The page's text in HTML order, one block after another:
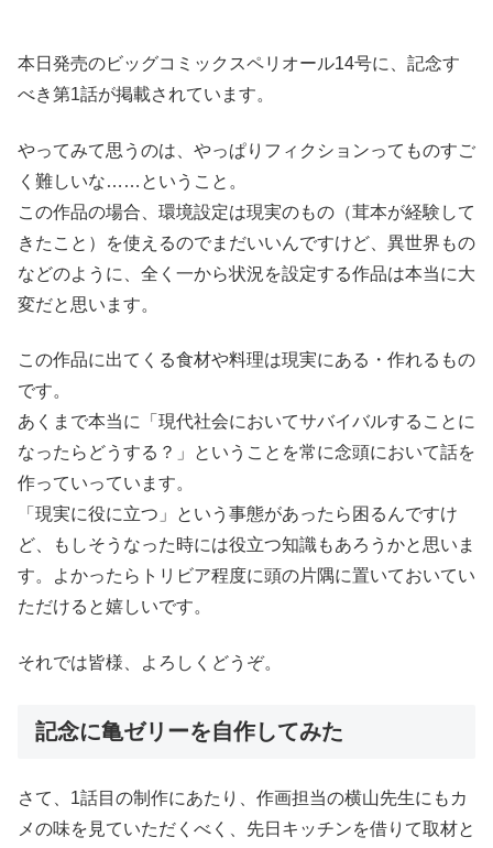
本日発売のビッグコミックスペリオール14号に、記念す
べき第1話が掲載されています。
やってみて思うのは、やっぱりフィクションってものすご
く難しいな……ということ。
この作品の場合、環境設定は現実のもの（茸本が経験して
きたこと）を使えるのでまだいいんですけど、異世界もの
などのように、全く一から状況を設定する作品は本当に大
変だと思います。
この作品に出てくる食材や料理は現実にある・作れるもの
です。
あくまで本当に「現代社会においてサバイバルすることに
なったらどうする？」ということを常に念頭において話を
作っていっています。
「現実に役に立つ」という事態があったら困るんですけ
ど、もしそうなった時には役立つ知識もあろうかと思いま
す。よかったらトリビア程度に頭の片隅に置いておいてい
ただけると嬉しいです。
それでは皆様、よろしくどうぞ。
記念に亀ゼリーを自作してみた
さて、1話目の制作にあたり、作画担当の横山先生にもカ
メの味を見ていただくべく、先日キッチンを借りて取材と